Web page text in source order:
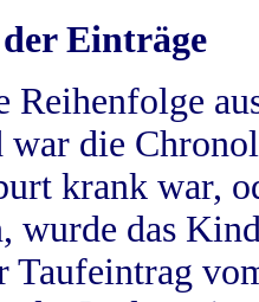
Einträge
Reihenfolge
war die
krank war,
wurde das
Taufeintrag